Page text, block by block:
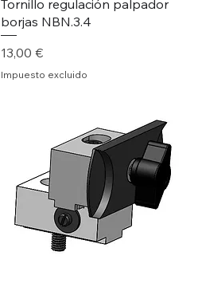
Tornillo regulación palpador
borjas NBN.3.4
Precio
13,00 €
Impuesto excluido